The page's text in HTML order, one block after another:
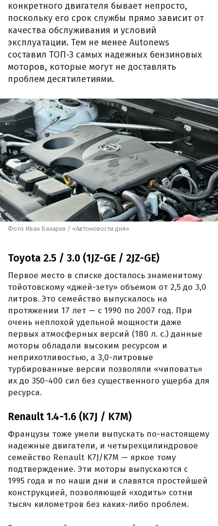
конкретного двигателя бывает непросто,
поскольку его срок службы прямо зависит от
качества обслуживания и условий
эксплуатации. Тем не менее Autonews
составил ТОП-3 самых надежных бензиновых
моторов, которые могут не доставлять
проблем десятилетиями.
Фото Иван Бахарев / «Автоновости дня»
Toyota 2.5 / 3.0 (1JZ-GE / 2JZ-GE)
Первое место в списке досталось знаменитому
тойотовскому «джей-зету» объемом от 2,5 до 3,0
литров. Это семейство выпускалось на
протяжении 17 лет — с 1990 по 2007 год. При
очень неплохой удельной мощности даже
первых атмосферных версий (180 л. с.) данные
моторы обладали высоким ресурсом и
неприхотливостью, а 3,0-литровые
турбированные версии позволяли «чиповать»
их до 350-400 сил без существенного ущерба для
ресурса.
Renault 1.4-1.6 (K7J / K7M)
Французы тоже умели выпускать по-настоящему
надежные двигатели, и четырехцилиндровое
семейство Renault K7J/K7M — яркое тому
подтверждение. Эти моторы выпускаются с
1995 года и по наши дни и славятся простейшей
конструкцией, позволяющей «ходить» сотни
тысяч километров без каких-либо проблем.